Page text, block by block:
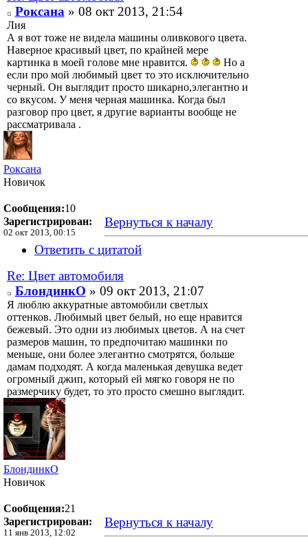
Роксана » 08 окт 2013, 21:54
Лия
А я вот тоже не видела машины оливкового цвета.
Наверное красивый цвет, по крайней мере
картинка в моей голове мне нравится.
Но а
если про мой любимый цвет то это исключительно
черный. Он выглядит просто шикарно,элегантно и
со вкусом. У меня черная машинка. Когда был
разговор про цвет, я другие варианты вообще не
рассматривала .
Роксана
Новичок
Сообщения:10
Зарегистрирован:
02 окт 2013, 00:15
Вернуться к началу
Ответить с цитатой
Re: Цвет автомобиля
БлондинкО » 09 окт 2013, 21:07
Я люблю аккуратные автомобили светлых
оттенков. Любимый цвет белый, но еще нравится
бежевый. Это одни из любимых цветов. А на счет
размеров машин, то предпочитаю машинки по
меньше, они более элегантно смотрятся, больше
дамам подходят. А когда маленькая девушка ведет
огромный джип, который ей мягко говоря не по
размерчику будет, то это просто смешно выглядит.
БлондинкО
Новичок
Сообщения:21
Зарегистрирован:
11 янв 2013, 12:02
Вернуться к началу